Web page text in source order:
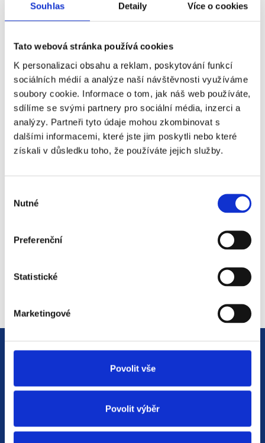
Souhlas Detaily Více o cookies
Tato webová stránka používá cookies
K personalizaci obsahu a reklam, poskytování funkcí
sociálních médií a analýze naší návštěvnosti využíváme
soubory cookie. Informace o tom, jak náš web používáte,
sdílíme se svými partnery pro sociální média, inzerci a
analýzy. Partneři tyto údaje mohou zkombinovat s
dalšími informacemi, které jste jim poskytli nebo které
získali v důsledku toho, že používáte jejich služby.
souhlasu
Nutné
Preferenční
Statistické
Marketingové
Povolit vše
Povolit výběr
(Ne)komunikace se
zaměstnavatelem
18. 9. 2025
#3 HR Abeceda: Od A do Z
JsmeHR agenturas pobočkami v